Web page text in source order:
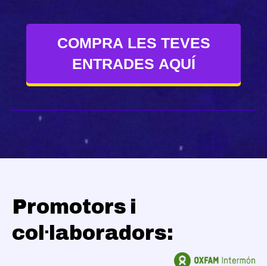
COMPRA LES TEVES
ENTRADES AQUÍ
Promotors i
col·laboradors: